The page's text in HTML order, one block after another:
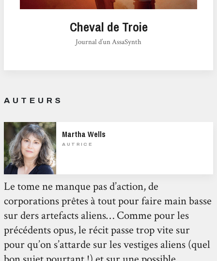
Cheval de Troie
Journal d’un AssaSynth
AUTEURS
Martha Wells
AUTRICE
Le tome ne manque pas d’action, de
corporations prêtes à tout pour faire main basse
sur ders artefacts aliens… Comme pour les
précédents opus, le récit passe trop vite sur
pour qu’on s’attarde sur les vestiges aliens (quel